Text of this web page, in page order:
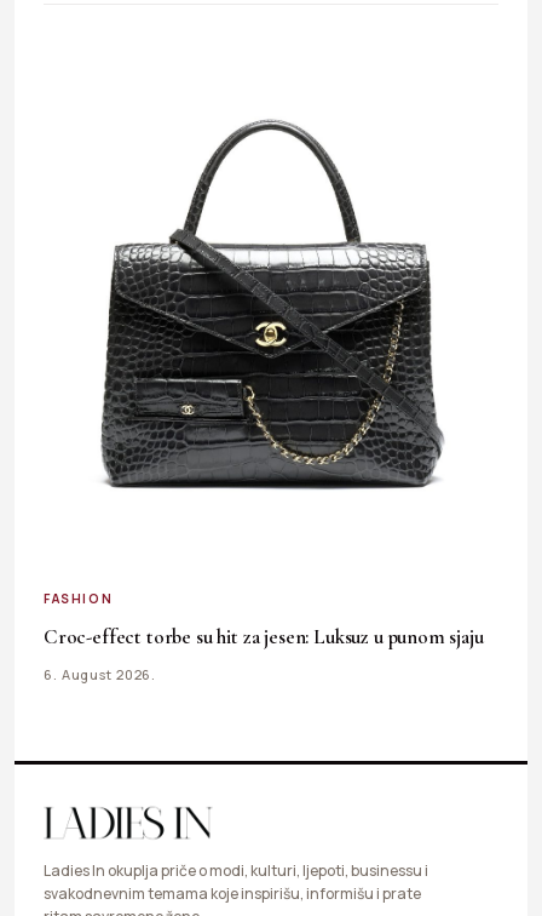
FASHION
Croc-effect torbe su hit za jesen: Luksuz u punom sjaju
6. August 2026.
Ladies In okuplja priče o modi, kulturi, ljepoti, businessu i
svakodnevnim temama koje inspirišu, informišu i prate